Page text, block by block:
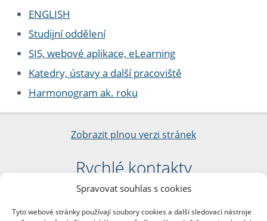
Spravovat souhlas s cookies
Tyto webové stránky používají soubory cookies a další sledovací nástroje
ENGLISH
Studijní oddělení
SIS, webové aplikace, eLearning
Katedry, ústavy a další pracoviště
Harmonogram ak. roku
Zobrazit plnou verzi stránek
Rychlé kontakty
Filozofická fakulta
nám. Jana Palacha 1/2